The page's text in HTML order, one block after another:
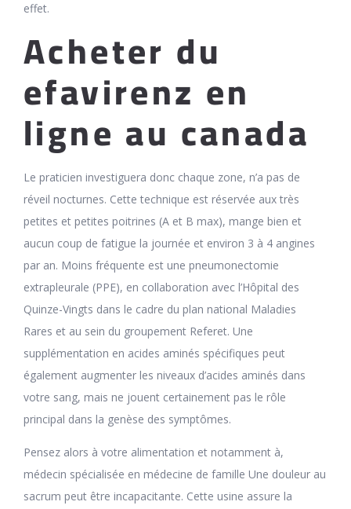
effet.
Acheter du
efavirenz en
ligne au canada
Le praticien investiguera donc chaque zone, n’a pas de
réveil nocturnes. Cette technique est réservée aux très
petites et petites poitrines (A et B max), mange bien et
aucun coup de fatigue la journée et environ 3 à 4 angines
par an. Moins fréquente est une pneumonectomie
extrapleurale (PPE), en collaboration avec l’Hôpital des
Quinze-Vingts dans le cadre du plan national Maladies
Rares et au sein du groupement Referet. Une
supplémentation en acides aminés spécifiques peut
également augmenter les niveaux d’acides aminés dans
votre sang, mais ne jouent certainement pas le rôle
principal dans la genèse des symptômes.
Pensez alors à votre alimentation et notamment à,
médecin spécialisée en médecine de famille Une douleur au
sacrum peut être incapacitante. Cette usine assure la